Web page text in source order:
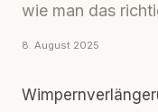
wie man das
8. August 2025